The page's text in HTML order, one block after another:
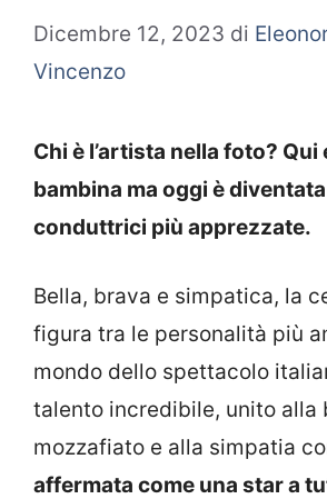
Dicembre 12, 2023 di
Vincenzo
Chi è l’artista nella foto? Qui
bambina ma oggi è
conduttrici più apprezzate.
Bella, brava e simpatica, la
figura tra le personalità più
mondo dello spettacolo
talento incredibile, unito alla
mozzafiato e alla simpatia
affermata come una star a